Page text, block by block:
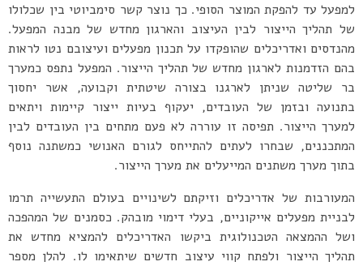
למפעל עד להפקת המוצר הסופי. כך נוצר קשר סימביוטי בין שכלולו
של תהליך הייצור לבין העיצוב והארגון מחדש של מבנה המפעל.
מהנדסים ואדריכלים שהופקדו על תכנון מפעלים ועיצובם נטו לראות
בהם הזדמנות לארגון מחדש של תהליך הייצור. המפעל נתפס כמערך
בר שליטה שניתן לארגנו בצורה שיטתית וקבועה, אשר יחסוך
בתנועה ובזמן של העובדים, יעקוף בעיות ייצור קיימות ויתאים
למערך הייצור. תפיסה זו עוררה לא פעם מתחים בין העובדים לבין
המתכננים, שבחרו לעתים להתייחס לגורם האנושי כמשתנה נוסף
בתוך מערך משתנים המייעלים את מערך הייצור.
המעורבות של אדריכלים וזיקתם לשינויים בעולם התעשייה תרמו
לבניית מפעלים אייקוניים, בעלי דימוי מובהק. כסמנים של המהפכה
ושל ההמצאה הטכנולוגית ביקשו האדריכלים להמציא מחדש את
תהליך הייצור ולפתח קווי עיצוב חדשים שיתאימו לו. להלן מספר